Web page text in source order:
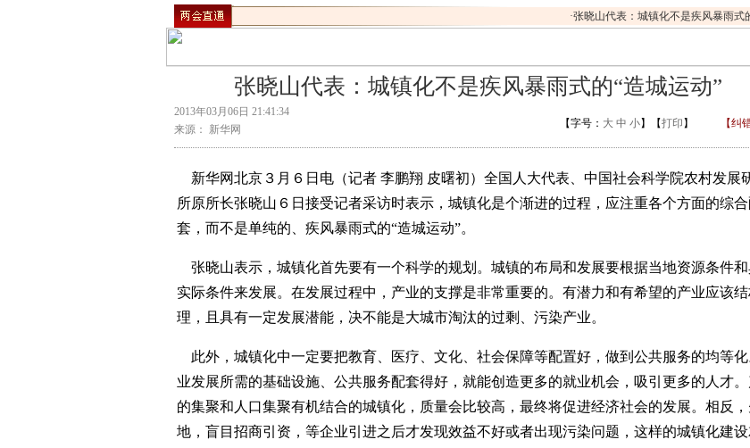
张晓山代表：城镇化不是疾风暴雨式的
张晓山代表：城镇化不是疾风暴雨式的“造城运动”
2013年03月06日 21:41:34
来源： 新华网
【字号： 大 中 小】【打印 】 【纠
新华网北京３月６日电（记者 李鹏翔 皮曙初）全国人大代表、中国社会科学院农村发展
所原所长张晓山６日接受记者采访时表示，城镇化是个渐进的过程，应注重各个方面的综
套，而不是单纯的、疾风暴雨式的“造城运动”。
张晓山表示，城镇化首先要有一个科学的规划。城镇的布局和发展要根据当地资源条件
实际条件来发展。在发展过程中，产业的支撑是非常重要的。有潜力和有希望的产业应该
理，且具有一定发展潜能，决不能是大城市淘汰的过剩、污染产业。
此外，城镇化中一定要把教育、医疗、文化、社会保障等配置好，做到公共服务的均等
业发展所需的基础设施、公共服务配套得好，就能创造更多的就业机会，吸引更多的人才
的集聚和人口集聚有机结合的城镇化，质量会比较高，最终将促进经济社会的发展。相反，
地，盲目招商引资，等企业引进之后才发现效益不好或者出现污染问题，这样的城镇化建